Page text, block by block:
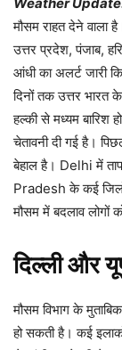
मौसम राहत देने
उत्तर प्रदेश, पंजाब,
आंधी का अलर्ट जारी
दिनों तक उत्तर
हल्की से मध्यम बारिश
चेतावनी दी गई है।
बेहाल है। Delhi में
Pradesh के कई
मौसम में बदलाव लोगों
दिल्ली और
मौसम विभाग के
हो सकती है। कई